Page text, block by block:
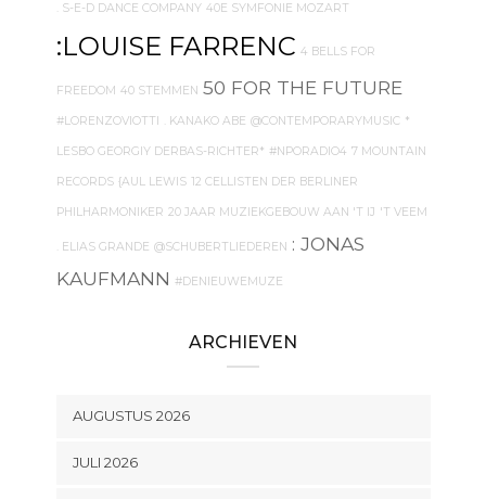
. S-E-D DANCE COMPANY 40E SYMFONIE MOZART
:LOUISE FARRENC 4 BELLS FOR
FREEDOM 40 STEMMEN 50 FOR THE FUTURE
#LORENZOVIOTTI . KANAKO ABE @CONTEMPORARYMUSIC *
LESBO GEORGIY DERBAS-RICHTER* #NPORADIO4 7 MOUNTAIN
RECORDS {AUL LEWIS 12 CELLISTEN DER BERLINER
PHILHARMONIKER 20 JAAR MUZIEKGEBOUW AAN 'T IJ 'T VEEM
. ELIAS GRANDE @SCHUBERTLIEDEREN : JONAS
KAUFMANN #DENIEUWEMUZE
ARCHIEVEN
AUGUSTUS 2026
JULI 2026